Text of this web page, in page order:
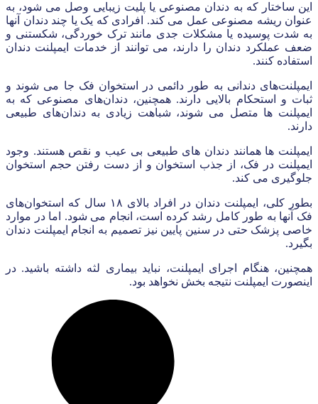
این ساختار که به دندان مصنوعی یا پلیت زیبایی وصل می ‌شود‌، به
عنوان ریشه مصنوعی عمل می‌ کند. افرادی که یک یا چند دندان آنها
به شدت پوسیده یا مشکلات جدی مانند ترک خوردگی، شکستنی و
ضعف عملکرد دندان را دارند، می ‌توانند از خدمات ایمپلنت دندان
استفاده کنند.
ایمپلنت‌های دندانی به طور دائمی در استخوان فک جا می ‌شوند و
ثبات و استحکام بالایی دارند. همچنین، دندان‌های مصنوعی که به
ایمپلنت ‌ها متصل می ‌شوند، شباهت زیادی به دندان‌های طبیعی
دارند.
ایمپلنت ‌ها همانند دندان های طبیعی بی عیب و نقص هستند. وجود
ایمپلنت در فک، از جذب استخوان و از دست رفتن حجم استخوان
جلوگیری می کند.
بطور کلی، ایمپلنت دندان در افراد بالای ۱۸ سال که استخوان‌های
فک آنها به طور کامل رشد کرده است، انجام می شود. اما در موارد
خاصی پزشک حتی در سنین پایین نیز تصمیم به انجام ایمپلنت دندان
بگیرد.
همچنین، هنگام اجرای ایمپلنت، نباید بیماری لثه داشته باشید. در
اینصورت ایمپلنت نتیجه بخش نخواهد بود.